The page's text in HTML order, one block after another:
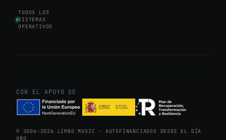
TODOS LOS
SISTEMAS
OPERATIVOS
CON EL APOYO DE
© 2006-2026 LIMBO MUSIC · AUTOFINANCIADOS DESDE EL DÍA
UNO